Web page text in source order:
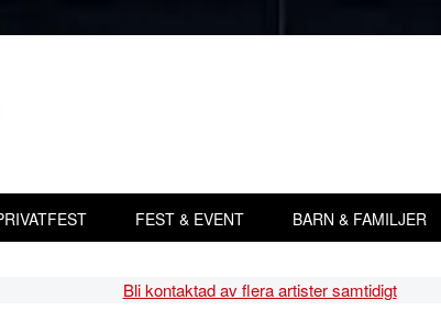
FEST & EVENT BARN & FAMILJER
Bli kontaktad av flera artister samtidigt